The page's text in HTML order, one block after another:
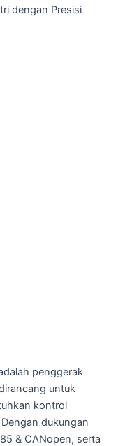
dengan Presisi
penggerak
untuk
kontrol
dukungan
& CANopen, serta